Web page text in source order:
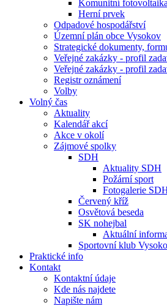
Komunitní
Herní prvek
Odpadové hospodářství
Územní plán obce Vysokov
Strategické dokumenty,
Veřejné zakázky - profil
Veřejné zakázky - profil
Registr oznámení
Volby
Volný čas
Aktuality
Kalendář akcí
Akce v okolí
Zájmové spolky
SDH
Aktuality SDH
Požární sport
Fotogalerie
Červený kříž
Osvětová beseda
SK nohejbal
Aktuální
Sportovní klub
Praktické info
Kontakt
Kontaktní údaje
Kde nás najdete
Napište nám